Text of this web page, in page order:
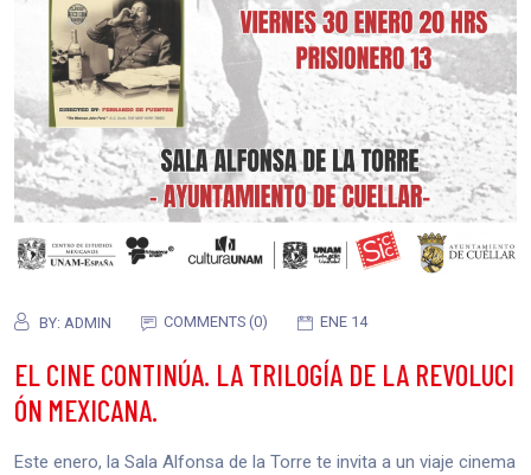
BY: ADMIN COMMENTS (0) ENE 14
EL CINE CONTINÚA. LA TRILOGÍA DE LA REVOLUCI
ÓN MEXICANA.
Este enero, la Sala Alfonsa de la Torre te invita a un viaje cinema